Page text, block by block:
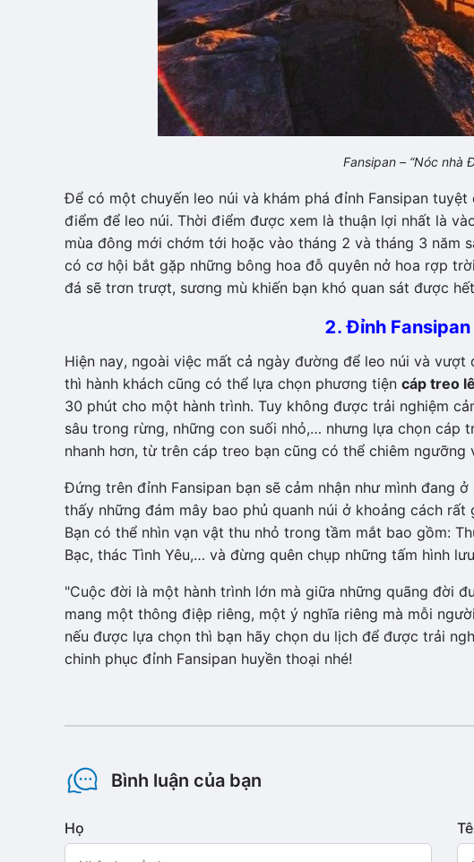
Fansipan – “Nóc nhà
Để có một chuyến leo núi và khám phá đỉnh Fansipan
điểm để leo núi. Thời điểm được xem là thuận lợi nhất là
mùa đông mới chớm tới hoặc vào tháng 2 và tháng 3 năm
có cơ hội bắt gặp những bông hoa đỗ quyên nở hoa rợp
đá sẽ trơn trượt, sương mù khiến bạn khó quan sát được
2. Đỉnh
Hiện nay, ngoài việc mất cả ngày đường để leo núi và
thì hành khách cũng có thể lựa chọn phương tiện cáp treo
30 phút cho một hành trình. Tuy không được trải nghiệm
sâu trong rừng, những con suối nhỏ,… nhưng lựa chọn cáp
nhanh hơn, từ trên cáp treo bạn cũng có thể chiêm ngưỡng
Đứng trên đỉnh Fansipan bạn sẽ cảm nhận như mình đang
thấy những đám mây bao phủ quanh núi ở khoảng cách
Bạn có thể nhìn vạn vật thu nhỏ trong tầm mắt bao gồm:
Bạc, thác Tình Yêu,… và đừng quên chụp những tấm hình
"Cuộc đời là một hành trình lớn mà giữa những quãng đời
mang một thông điệp riêng, một ý nghĩa riêng mà mỗi
nếu được lựa chọn thì bạn hãy chọn du lịch để được trải
chinh phục đỉnh Fansipan huyền thoại nhé!
Bình luận của bạn
Họ